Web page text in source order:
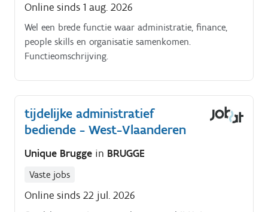
Online sinds 1 aug. 2026
Wel een brede functie waar administratie, finance,
people skills en organisatie samenkomen.
Functieomschrijving.
tijdelijke administratief
bediende - West-Vlaanderen
Unique Brugge in BRUGGE
Vaste jobs
Online sinds 22 jul. 2026